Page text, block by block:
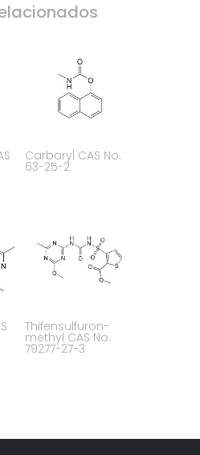
Carbaryl CAS No.
63-25-2
Thifensulfuron-
methyl CAS No.
79277-27-3